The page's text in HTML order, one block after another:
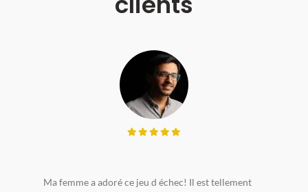
Ma femme a adoré ce jeu d échec! Il est tellement